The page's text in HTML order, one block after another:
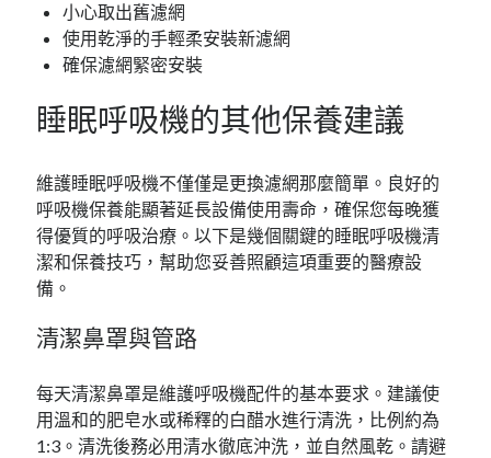
小心取出舊濾網
使用乾淨的手輕柔安裝新濾網
確保濾網緊密安裝
睡眠呼吸機的其他保養建議
維護睡眠呼吸機不僅僅是更換濾網那麼簡單。良好的
呼吸機保養能顯著延長設備使用壽命，確保您每晚獲
得優質的呼吸治療。以下是幾個關鍵的睡眠呼吸機清
潔和保養技巧，幫助您妥善照顧這項重要的醫療設
備。
清潔鼻罩與管路
每天清潔鼻罩是維護呼吸機配件的基本要求。建議使
用溫和的肥皂水或稀釋的白醋水進行清洗，比例約為
1:3。清洗後務必用清水徹底沖洗，並自然風乾。請避